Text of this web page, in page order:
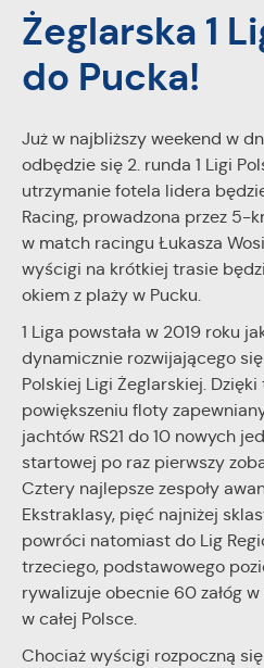
Żeglarska 1
do Pucka!
Już w najbliższy weekend w
odbędzie się 2. runda 1 Ligi
utrzymanie fotela lidera
Racing, prowadzona przez 5-
w match racingu Łukasza
wyścigi na krótkiej trasie
okiem z plaży w Pucku.
1 Liga powstała w 2019 roku
dynamicznie rozwijającego
Polskiej Ligi Żeglarskiej.
powiększeniu floty
jachtów RS21 do 10 nowych
startowej po raz pierwszy
Cztery najlepsze zespoły
Ekstraklasy, pięć najniżej
powróci natomiast do Lig
trzeciego, podstawowego
rywalizuje obecnie 60 załóg
w całej Polsce.
Chociaż wyścigi rozpoczną
Tego typu pliki cookies
zapamiętanie wprowadzonych
personalizację określonych
prezentowanych treści.
komfort korzystania z
dopasowanie jej do Twoich
Wyrażenie zgody na
cookies gwarantuje dostępność
stronie.
Analityczne
Analityczne pliki cookies
dostosowywać do Twoich
Cookies analityczne pozwalają
zakresie wykorzystywania witryny
Dane pozwalają nam na ocenę
internetowych pod względem ich
użytkowników. Zgromadzone
formie zanonimizowanej.
cookies gwarantuje dostępność
Więcej
Reklamowe
Dzięki reklamowym plikom
najciekawsze informacje i
partnerów.
Promocyjne pliki cookies służą
komunikatów na podstawie
Twoich zwyczajów dotyczących
internetowej. Treści promocyjne
stronach podmiotów trzecich lub
partnerami oraz innych
charakterze pośredników
postaci wiadomości, ofert,
społecznościowych.
Więcej